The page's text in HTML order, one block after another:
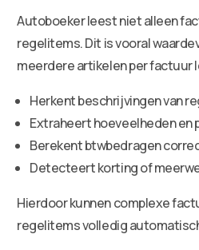
Autoboeker leest niet alleen
regelitems. Dit is vooral
meerdere artikelen per factuur
Herkent beschrijvingen van
Extraheert hoeveelheden en
Berekent btwbedragen
Detecteert korting of
Hierdoor kunnen complexe
regelitems volledig